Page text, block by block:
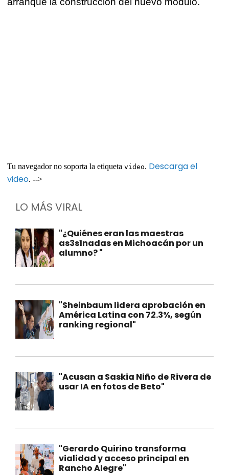
Tu navegador no soporta la etiqueta video. Descarga el
video. -->
LO MÁS VIRAL
"¿Quiénes eran las maestras
as3s1nadas en Michoacán por un
alumno? "
"Sheinbaum lidera aprobación en
América Latina con 72.3%, según
ranking regional"
"Acusan a Saskia Niño de Rivera de
usar IA en fotos de Beto"
"Gerardo Quirino transforma
vialidad y acceso principal en
Rancho Alegre"